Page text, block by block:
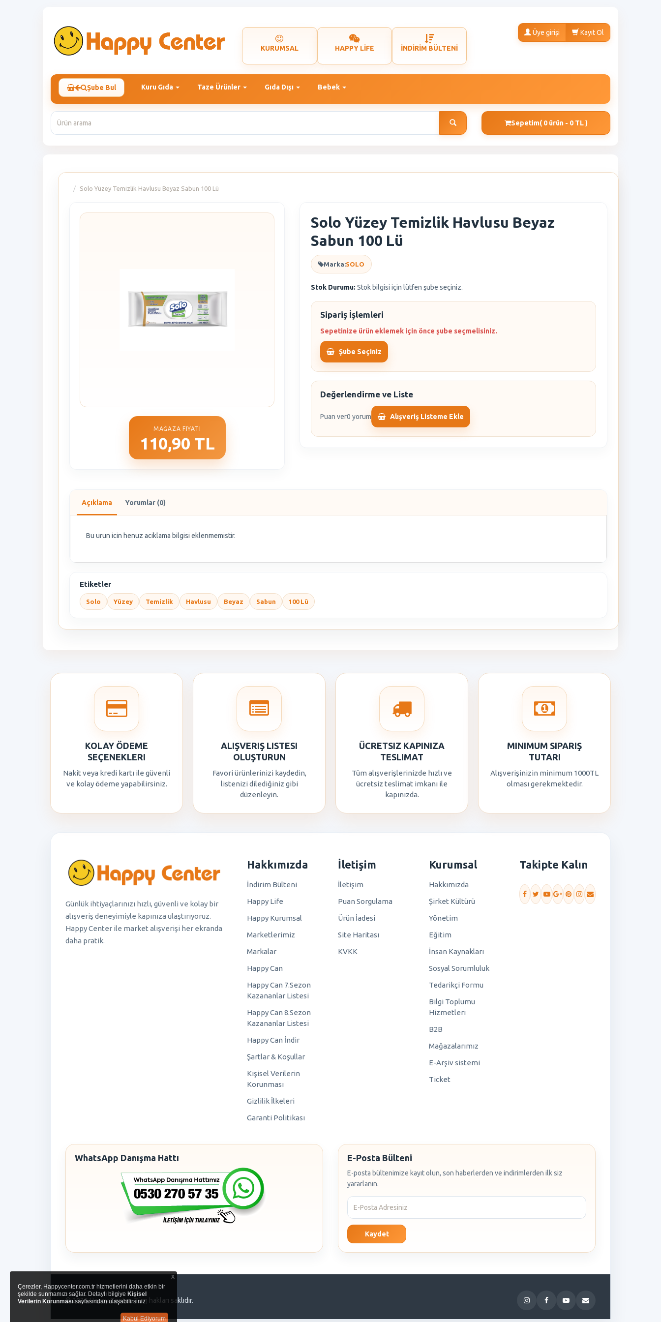
KURUMSAL HAPPY LİFE İNDİRİM BÜLTENİ
Üye girişi Kayıt Ol
Şube Bul Kuru Gıda Taze Ürünler Gıda Dışı Bebek
Sepetim( 0 ürün - 0 TL )
Solo Yüzey Temizlik Havlusu Beyaz Sabun 100 Lü
MAĞAZA FIYATI
110,90 TL
Solo Yüzey Temizlik Havlusu Beyaz
Sabun 100 Lü
Marka:SOLO
Stok Durumu: Stok bilgisi için lütfen şube seçiniz.
Sipariş İşlemleri
Sepetinize ürün eklemek için önce şube seçmelisiniz.
Şube Seçiniz
Değerlendirme ve Liste
Puan ver0 yorum Alışveriş Listeme Ekle
Açıklama Yorumlar (0)
Bu urun icin henuz aciklama bilgisi eklenmemistir.
Etiketler
Solo Yüzey Temizlik Havlusu Beyaz Sabun 100 Lü
KOLAY ÖDEME
SEÇENEKLERI
Nakit veya kredi kartı ile güvenli
ve kolay ödeme yapabilirsiniz.
ALIŞVERIŞ LISTESI
OLUŞTURUN
Favori ürünlerinizi kaydedin,
listenizi dilediğiniz gibi
düzenleyin.
ÜCRETSIZ KAPINIZA
TESLIMAT
Tüm alışverişlerinizde hızlı ve
ücretsiz teslimat imkanı ile
kapınızda.
MINIMUM SIPARIŞ
TUTARI
Alışverişinizin minimum 1000TL
olması gerekmektedir.
Günlük ihtiyaçlarınızı hızlı, güvenli ve kolay bir
alışveriş deneyimiyle kapınıza ulaştırıyoruz.
Happy Center ile market alışverişi her ekranda
daha pratik.
Hakkımızda
İndirim Bülteni
Happy Life
Happy Kurumsal
Marketlerimiz
Markalar
Happy Can
Happy Can 7.Sezon
Kazananlar Listesi
Happy Can 8.Sezon
Kazananlar Listesi
Happy Can İndir
Şartlar & Koşullar
Kişisel Verilerin
Korunması
Gizlilik İlkeleri
Garanti Politikası
İletişim
İletişim
Puan Sorgulama
Ürün İadesi
Site Haritası
KVKK
Kurumsal
Hakkımızda
Şirket Kültürü
Yönetim
Eğitim
İnsan Kaynakları
Sosyal Sorumluluk
Tedarikçi Formu
Bilgi Toplumu
Hizmetleri
B2B
Mağazalarımız
E-Arşiv sistemi
Ticket
Takipte Kalın
WhatsApp Danışma Hattı E-Posta Bülteni
E-posta bültenimize kayıt olun, son haberlerden ve indirimlerden ilk siz
yararlanın.
Kaydet
© 2026 Happy Center. Tüm hakları saklıdır.
x
Çerezler, Happycenter.com.tr hizmetlerini daha etkin bir
şekilde sunmamızı sağlar. Detaylı bilgiye Kişisel
Verilerin Korunmasısayfasından ulaşabilirsiniz.
Kabul Ediyorum